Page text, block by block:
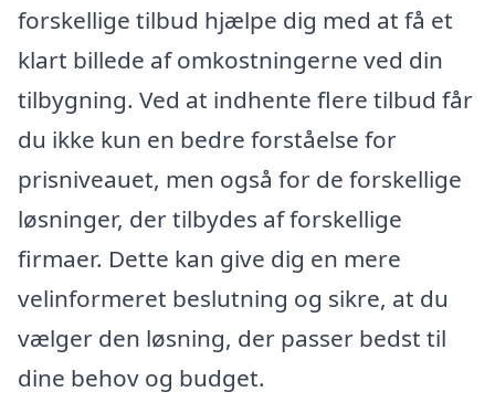
forskellige tilbud hjælpe dig med at få et
klart billede af omkostningerne ved din
tilbygning. Ved at indhente flere tilbud får
du ikke kun en bedre forståelse for
prisniveauet, men også for de forskellige
løsninger, der tilbydes af forskellige
firmaer. Dette kan give dig en mere
velinformeret beslutning og sikre, at du
vælger den løsning, der passer bedst til
dine behov og budget.